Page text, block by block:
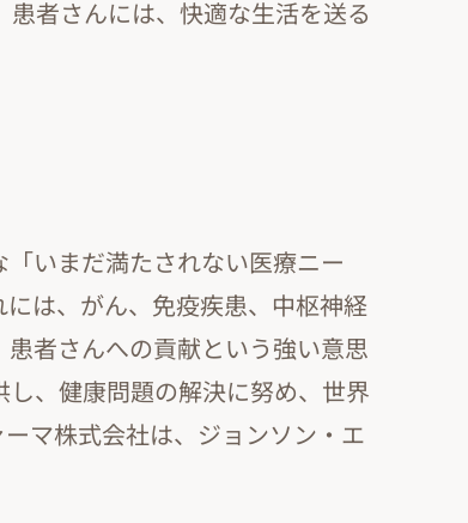
者さんには、快適な生活を送る
いまだ満たされない医療ニー
は、がん、免疫疾患、中枢神経
者さんへの貢献という強い意思
、健康問題の解決に努め、世界
マ株式会社は、ジョンソン・エ